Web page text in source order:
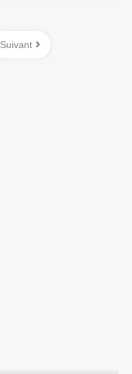
Suivant